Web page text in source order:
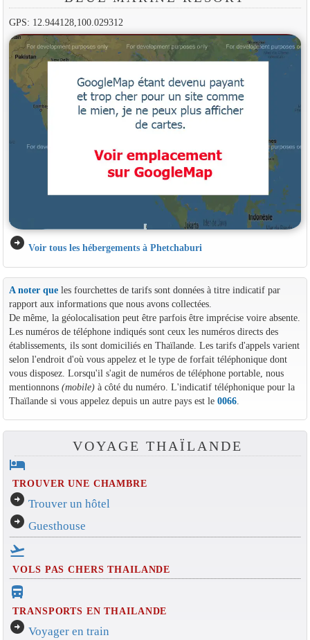
GPS: 12.944128,100.029312
arrow_circle_right Voir tous les hébergements à Phetchaburi
A noter queles fourchettes de tarifs sont données à titre indicatif par
rapport aux informations que nous avons collectées.
De même, la géolocalisation peut être parfois être imprécise voire absente.
Les numéros de téléphone indiqués sont ceux les numéros directs des
établissements, ils sont domiciliés en Thaïlande. Les tarifs d'appels varient
selon l'endroit d'où vous appelez et le type de forfait téléphonique dont
vous disposez. Lorsqu'il s'agit de numéros de téléphone portable, nous
mentionnons (mobile)à côté du numéro. L'indicatif téléphonique pour la
Thaïlande si vous appelez depuis un autre pays est le 0066.
VOYAGE THAÏLANDE
hotel
TROUVER UNE CHAMBRE
arrow_circle_right Trouver un hôtel
arrow_circle_right Guesthouse
flight_takeoff
VOLS PAS CHERS THAILANDE
directions_bus_filled
TRANSPORTS EN THAILANDE
arrow_circle_right Voyager en train